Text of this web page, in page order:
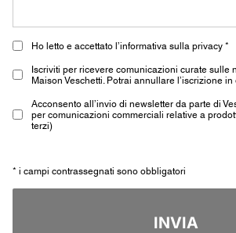
Ho letto e accettato l’informativa sulla privacy *
Iscriviti per ricevere comunicazioni curate sulle
Maison Veschetti. Potrai annullare l’iscrizione
Acconsento all’invio di newsletter da parte di
per comunicazioni commerciali relative a
terzi)
* i campi contrassegnati sono obbligatori
INVIA